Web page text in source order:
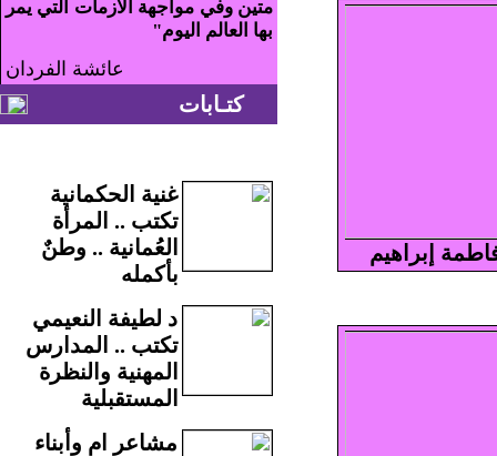
إبراهيم
متين وفي مواجهة الازمات التي يمر
بها العالم اليوم"
عائشة الفردان
كتـابات
غنية الحكمانية
تكتب .. المرأة
العُمانية .. وطنٌ
بأكمله
د لطيفة النعيمي
تكتب .. المدارس
المهنية والنظرة
المستقبلية
مشاعر ام وأبناء